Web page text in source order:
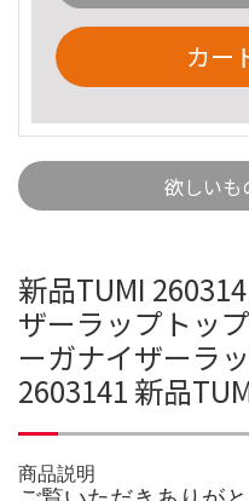
カー
欲しいも
新品TUMI
ザーラップトッ
ーガナイザーラ
2603141 新品
商品説明